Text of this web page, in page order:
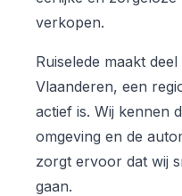
verkopen.
Ruiselede maakt
Vlaanderen, een
actief is. Wij kennen
omgeving en de
zorgt ervoor dat wij
gaan.